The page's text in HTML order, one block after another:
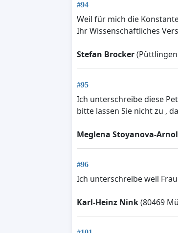
#94
Weil für mich die
Ihr Wissenschaftliches
Stefan Brocker
#95
Ich unterschreibe diese
bitte lassen Sie nicht zu ,
Meglena Stoyanova-
#96
Ich unterschreibe weil
Karl-Heinz Nink(80469